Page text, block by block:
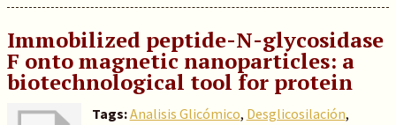
Immobilized peptide-N-glycosidase
F onto magnetic nanoparticles: a
biotechnological tool for protein
Tags:Analisis Glicómico, Desglicosilación,